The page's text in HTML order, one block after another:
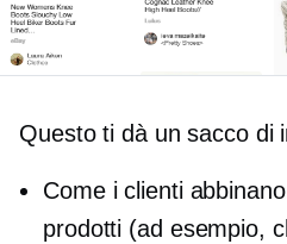
Questo ti dà un sacco di
Come i clienti
prodotti (ad esempio,